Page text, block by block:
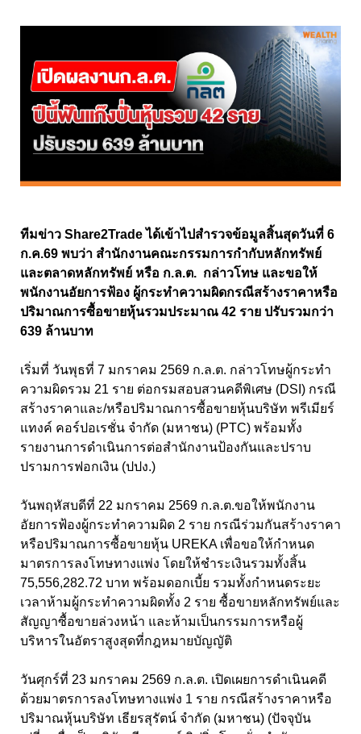
ทีมข่าว Share2Trade ได้เข้าไปสำรวจข้อมูลสิ้นสุดวันที่ 6
ก.ค.69 พบว่า สำนักงานคณะกรรมการกำกับหลักทรัพย์
และตลาดหลักทรัพย์ หรือ ก.ล.ต. กล่าวโทษ และขอให้
พนักงานอัยการฟ้อง ผู้กระทำความผิดกรณีสร้างราคาหรือ
ปริมาณการซื้อขายหุ้นรวมประมาณ 42 ราย ปรับรวมกว่า
639 ล้านบาท
เริ่มที่ วันพุธที่ 7 มกราคม 2569 ก.ล.ต. กล่าวโทษผู้กระทำ
ความผิดรวม 21 ราย ต่อกรมสอบสวนคดีพิเศษ (DSI) กรณี
สร้างราคาและ/หรือปริมาณการซื้อขายหุ้นบริษัท พรีเมียร์
แทงค์ คอร์ปอเรชั่น จำกัด (มหาชน) (PTC) พร้อมทั้ง
รายงานการดำเนินการต่อสำนักงานป้องกันและปราบ
ปรามการฟอกเงิน (ปปง.)
วันพฤหัสบดีที่ 22 มกราคม 2569 ก.ล.ต.ขอให้พนักงาน
อัยการฟ้องผู้กระทำความผิด 2 ราย กรณีร่วมกันสร้างราคา
หรือปริมาณการซื้อขายหุ้น UREKA เพื่อขอให้กำหนด
มาตรการลงโทษทางแพ่ง โดยให้ชำระเงินรวมทั้งสิ้น
75,556,282.72 บาท พร้อมดอกเบี้ย รวมทั้งกำหนดระยะ
เวลาห้ามผู้กระทำความผิดทั้ง 2 ราย ซื้อขายหลักทรัพย์และ
สัญญาซื้อขายล่วงหน้า และห้ามเป็นกรรมการหรือผู้
บริหารในอัตราสูงสุดที่กฎหมายบัญญัติ
วันศุกร์ที่ 23 มกราคม 2569 ก.ล.ต. เปิดเผยการดำเนินคดี
ด้วยมาตรการลงโทษทางแพ่ง 1 ราย กรณีสร้างราคาหรือ
ปริมาณหุ้นบริษัท เธียรสุรัตน์ จำกัด (มหาชน) (ปัจจุบัน